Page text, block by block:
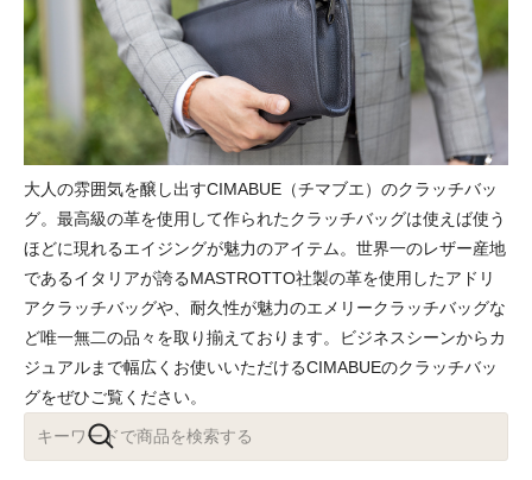
大人の雰囲気を醸し出すCIMABUE（チマブエ）のクラッチバッ
グ。最高級の革を使用して作られたクラッチバッグは使えば使う
ほどに現れるエイジングが魅力のアイテム。世界一のレザー産地
であるイタリアが誇るMASTROTTO社製の革を使用したアドリ
アクラッチバッグや、耐久性が魅力のエメリークラッチバッグな
ど唯一無二の品々を取り揃えております。ビジネスシーンからカ
ジュアルまで幅広くお使いいただけるCIMABUEのクラッチバッ
グをぜひご覧ください。